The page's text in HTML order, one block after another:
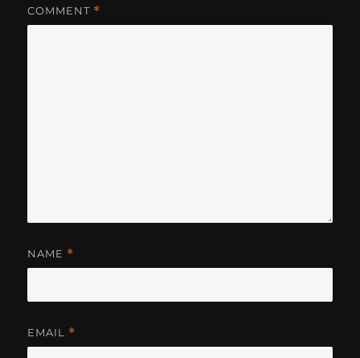
COMMENT *
NAME *
EMAIL *